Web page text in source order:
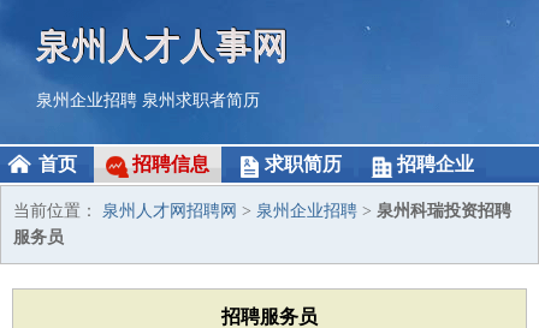
泉州人才人事网
泉州企业招聘 泉州求职者简历
首页 招聘信息 求职简历 招聘企业
当前位置： 泉州人才网招聘网 > 泉州企业招聘 > 泉州科瑞投资招聘
服务员
招聘服务员